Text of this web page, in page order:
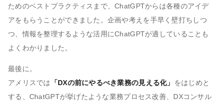
ためのベストプラクティスまで、ChatGPTからは各種のアイデ
アをもらうことができました。企画や考えを手早く壁打ちしつ
つ、情報を整理するような活用にChatGPTが適していることも
よくわかりました。
最後に。
アメリスでは
「DXの前にやるべき業務の見える化」 をはじめと
する、ChatGPTが挙げたような業務プロセス改善、DXコンサル